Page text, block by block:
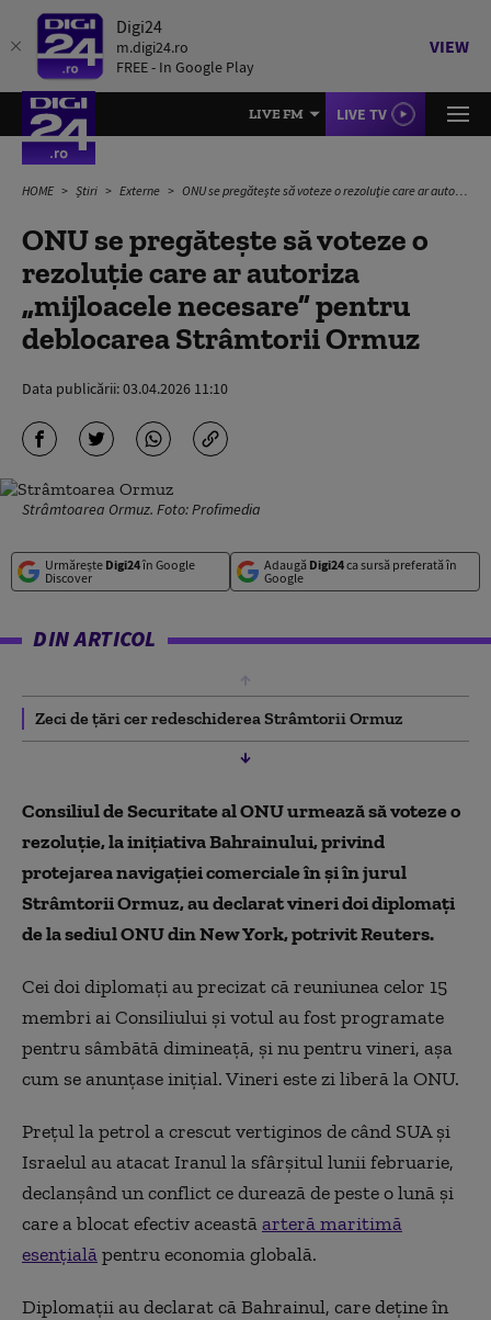
Digi24
m.digi24.ro
FREE - In Google Play
VIEW
LIVE FM LIVE TV
HOME Știri Externe ONU se pregăteşte să voteze o rezoluţie care ar autoriza „mijloacele necesare” pentru deblocarea Strâmtorii Ormuz
ONU se pregăteşte să voteze o
rezoluţie care ar autoriza
„mijloacele necesare” pentru
deblocarea Strâmtorii Ormuz
Data publicării:03.04.2026 11:10
Strâmtoarea Ormuz. Foto: Profimedia
Urmărește Digi24în Google
Discover
Adaugă Digi24ca sursă preferată în
Google
DIN ARTICOL
Zeci de țări cer redeschiderea Strâmtorii Ormuz
Consiliul de Securitate al ONU urmează să voteze o
rezoluţie, la iniţiativa Bahrainului, privind
protejarea navigaţiei comerciale în şi în jurul
Strâmtorii Ormuz, au declarat vineri doi diplomaţi
de la sediul ONU din New York, potrivit Reuters.
Cei doi diplomaţi au precizat că reuniunea celor 15
membri ai Consiliului şi votul au fost programate
pentru sâmbătă dimineaţă, şi nu pentru vineri, aşa
cum se anunţase iniţial. Vineri este zi liberă la ONU.
Preţul la petrol a crescut vertiginos de când SUA şi
Israelul au atacat Iranul la sfârşitul lunii februarie,
declanşând un conflict ce durează de peste o lună şi
care a blocat efectiv aceastăarteră maritimă
esenţialăpentru economia globală.
Diplomaţii au declarat că Bahrainul, care deţine în